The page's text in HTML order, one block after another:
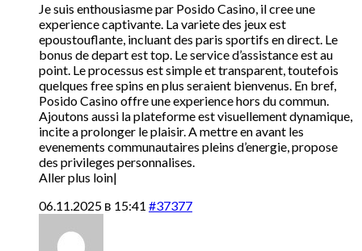
Je suis enthousiasme par Posido Casino, il cree une
experience captivante. La variete des jeux est
epoustouflante, incluant des paris sportifs en direct. Le
bonus de depart est top. Le service d’assistance est au
point. Le processus est simple et transparent, toutefois
quelques free spins en plus seraient bienvenus. En bref,
Posido Casino offre une experience hors du commun.
Ajoutons aussi la plateforme est visuellement dynamique,
incite a prolonger le plaisir. A mettre en avant les
evenements communautaires pleins d’energie, propose
des privileges personnalises.
Aller plus loin|
06.11.2025 в 15:41 #37377